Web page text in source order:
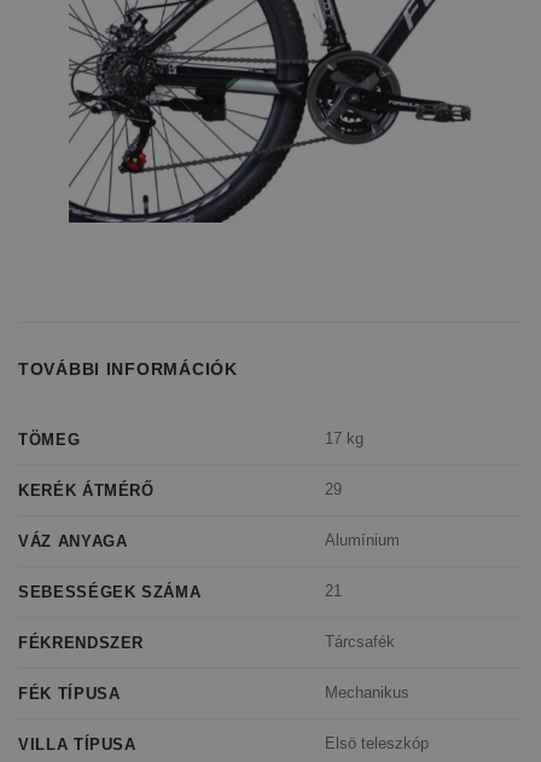
TOVÁBBI INFORMÁCIÓK
TÖMEG 17 kg
KERÉK ÁTMÉRŐ 29
VÁZ ANYAGA Alumínium
SEBESSÉGEK SZÁMA 21
FÉKRENDSZER Tárcsafék
FÉK TÍPUSA Mechanikus
VILLA TÍPUSA Elsö teleszkóp